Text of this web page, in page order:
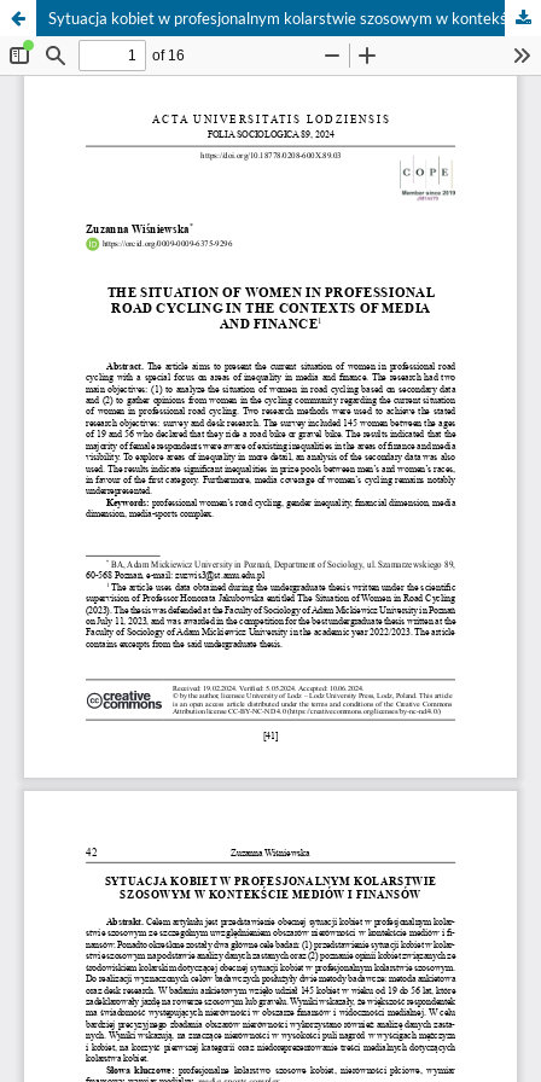
Sytuacja kobiet w profesjonalnym kolarstwie szosowym w kontekście mediów i finansów